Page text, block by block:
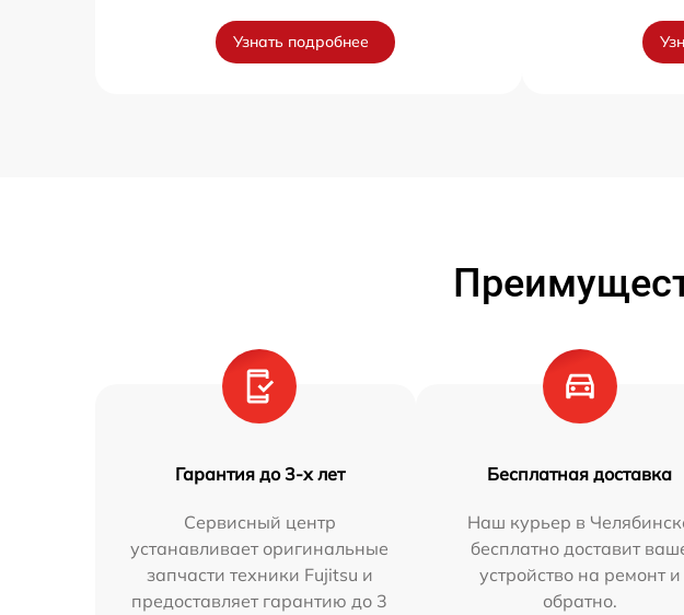
Узнать подробнее
Гарантия до 3-х лет
Сервисный центр
устанавливает оригинальные
запчасти техники Fujitsu и
предоставляет гарантию до 3
Бесплатная доставка
Наш курьер в
бесплатно доставит
устройство на ремонт и
обратно.